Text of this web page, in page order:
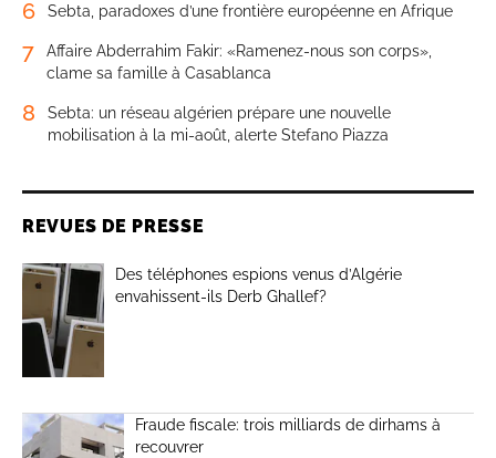
6 Sebta, paradoxes d’une frontière européenne en Afrique
7
Affaire Abderrahim Fakir: «Ramenez-nous son corps»,
clame sa famille à Casablanca
8
Sebta: un réseau algérien prépare une nouvelle
mobilisation à la mi-août, alerte Stefano Piazza
REVUES DE PRESSE
Des téléphones espions venus d’Algérie
envahissent-ils Derb Ghallef?
Fraude fiscale: trois milliards de dirhams à
recouvrer